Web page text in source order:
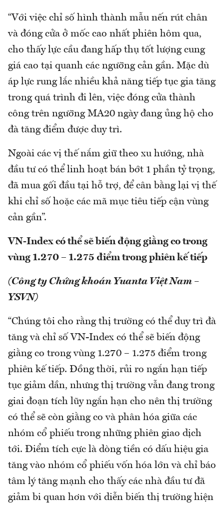
“Với việc chỉ số hình thành mẫu nến rút chân
và đóng cửa ở mốc cao nhất phiên hôm qua,
cho thấy lực cầu đang hấp thụ tốt lượng cung
giá cao tại quanh các ngưỡng cản gần. Mặc dù
áp lực rung lắc nhiều khả năng tiếp tục gia tăng
trong quá trình đi lên, việc đóng cửa thành
công trên ngưỡng MA20 ngày đang ủng hộ cho
đà tăng điểm được duy trì.
Ngoài các vị thế nắm giữ theo xu hướng, nhà
đầu tư có thể linh hoạt bán bớt 1 phần tỷ trọng,
đã mua gối đầu tại hỗ trợ, để cân bằng lại vị thế
khi chỉ số hoặc các mã mục tiêu tiếp cận vùng
cản gần”.
VN-Index có thể sẽ biến động giằng co trong
vùng 1.270 – 1.275 điểm trong phiên kế tiếp
(Công ty Chứng khoán Yuanta Việt Nam –
YSVN)
“Chúng tôi cho rằng thị trường có thể duy trì đà
tăng và chỉ số VN-Index có thể sẽ biến động
giằng co trong vùng 1.270 – 1.275 điểm trong
phiên kế tiếp. Đồng thời, rủi ro ngắn hạn tiếp
tục giảm dần, nhưng thị trường vẫn đang trong
giai đoạn tích lũy ngắn hạn cho nên thị trường
có thể sẽ còn giằng co và phân hóa giữa các
nhóm cổ phiếu trong những phiên giao dịch
tới. Điểm tích cực là dòng tiền có dấu hiệu gia
tăng vào nhóm cổ phiếu vốn hóa lớn và chỉ báo
tâm lý tăng mạnh cho thấy các nhà đầu tư đã
giảm bi quan hơn với diễn biến thị trường hiện